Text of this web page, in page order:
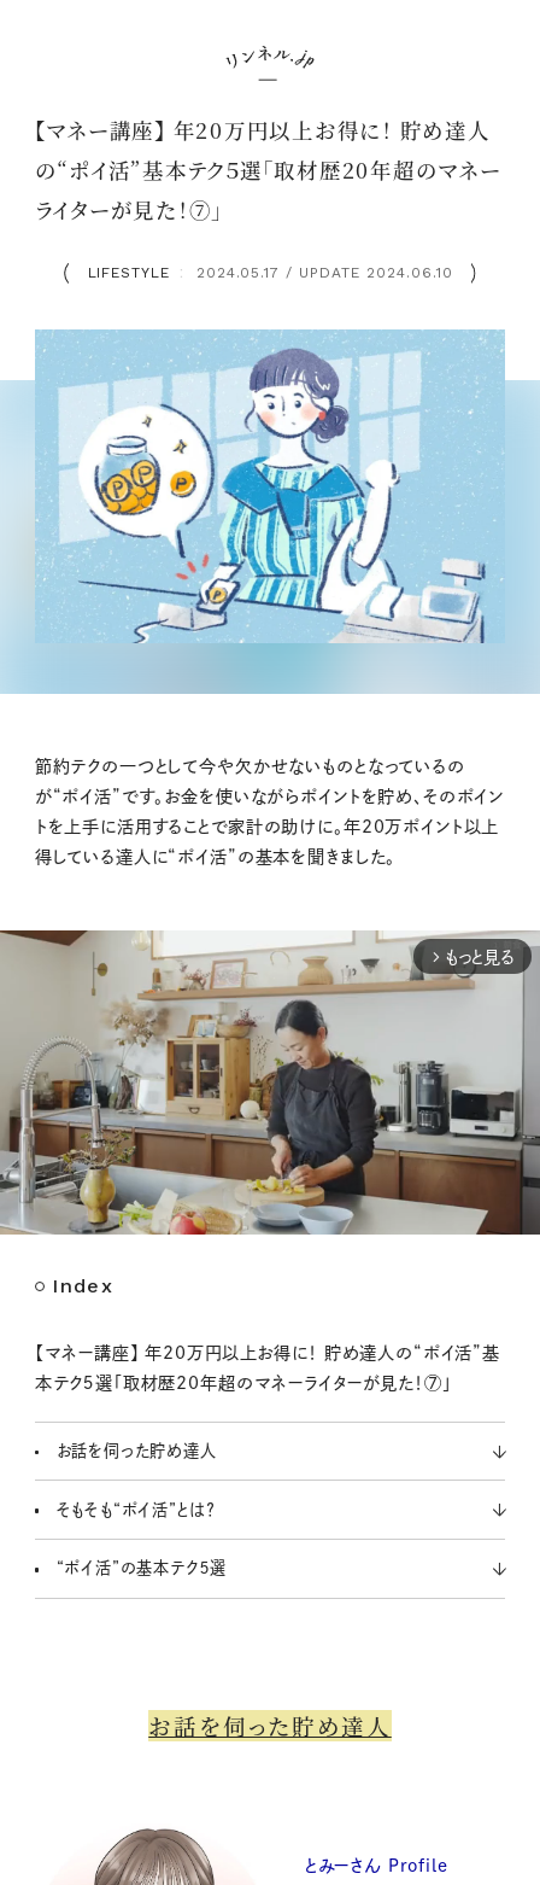
【マネー講座】 年20万円以上お得に！ 貯め達人
の“ポイ活”基本テク５選「取材歴20年超のマネー
ライターが見た！⑦」
LIFESTYLE ： 2024.05.17 / UPDATE 2024.06.10
節約テクの一つとして今や欠かせないものとなっているの
が“ポイ活”です。お金を使いながらポイントを貯め、そのポイン
トを上手に活用することで家計の助けに。年20万ポイント以上
得している達人に“ポイ活”の基本を聞きました。
arrow_forward_ios もっと見る
t
Index
【マネー講座】 年20万円以上お得に！ 貯め達人の“ポイ活”基
本テク５選「取材歴20年超のマネーライターが見た！⑦」
お話を伺った貯め達人
そもそも“ポイ活”とは？
“ポイ活”の基本テク５選
お話を伺った貯め達人
とみーさん Profile